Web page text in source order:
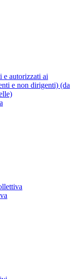
e autorizzati ai
e non dirigenti) (da